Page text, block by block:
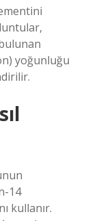
yoğunluğu
14
kullanır.